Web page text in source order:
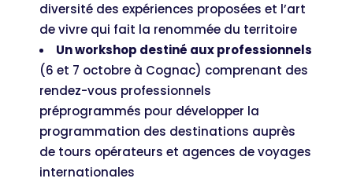
diversité des expériences proposées et l’art
de vivre qui fait la renommée du territoire
Un workshop destiné aux professionnels
(6 et 7 octobre à Cognac) comprenant des
rendez-vous professionnels
préprogrammés pour développer la
programmation des destinations auprès
de tours opérateurs et agences de voyages
internationales